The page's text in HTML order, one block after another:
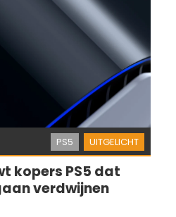
PS5 UITGELICHT
kopers PS5 dat
verdwijnen